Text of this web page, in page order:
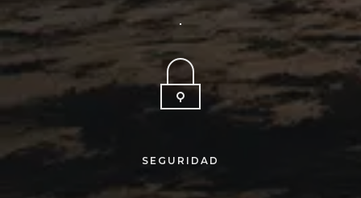
SEGURIDAD